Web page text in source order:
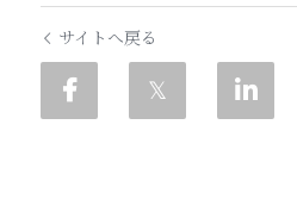
サイトへ戻る